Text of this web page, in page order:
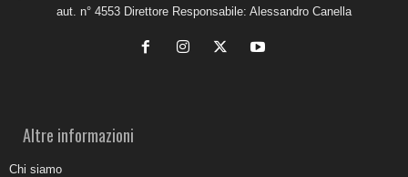
aut. n° 4553 Direttore Responsabile: Alessandro Canella
Altre informazioni
Chi siamo